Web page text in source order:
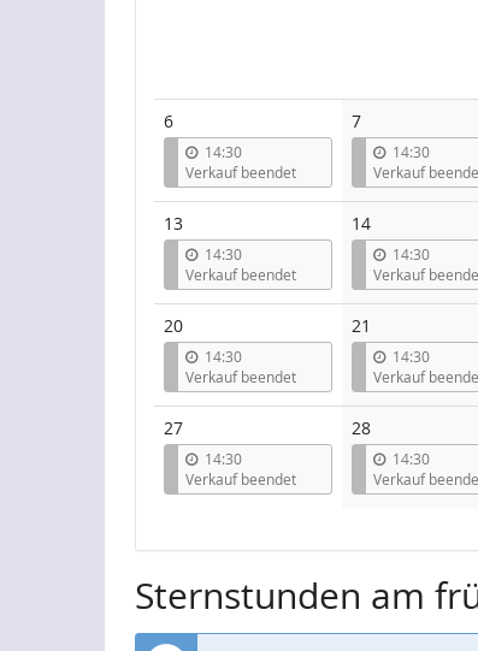
6
14:30
Verkauf beendet
7
14:30
Verkauf
13
14:30
Verkauf beendet
14
14:30
Verkauf
20
14:30
Verkauf beendet
21
14:30
Verkauf
27
14:30
Verkauf beendet
28
14:30
Verkauf
Sternstunden am